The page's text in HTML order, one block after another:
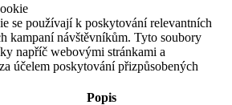
se používají k poskytování relevantních
kampaní návštěvníkům. Tyto soubory
napříč webovými stránkami a
účelem poskytování přizpůsobených
Popis